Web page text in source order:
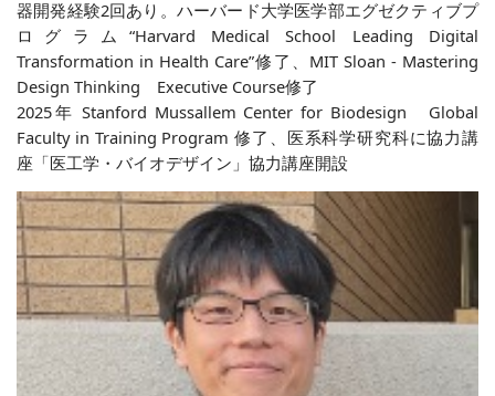
器開発経験2回あり。ハーバード大学医学部エグゼクティブプ
ログラム“Harvard Medical School Leading Digital
Transformation in Health Care”修了、MIT Sloan - Mastering
Design Thinking Executive Course修了
2025年 Stanford Mussallem Center for Biodesign Global
Faculty in Training Program 修了、医系科学研究科に協力講
座「医工学・バイオデザイン」協力講座開設